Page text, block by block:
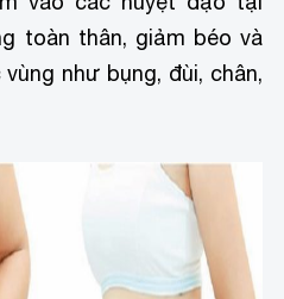
toàn thân, giảm béo và
như bụng, đùi, chân,